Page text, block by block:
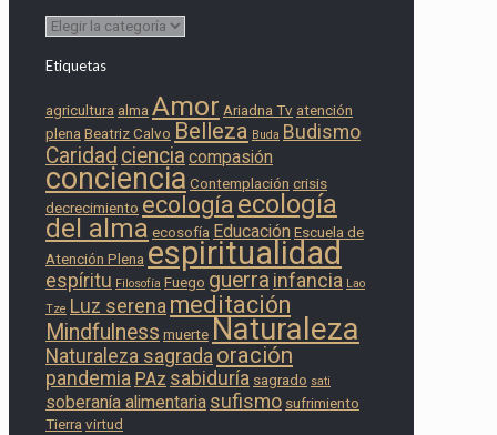
Categorías
Etiquetas
agricultura alma Amor Ariadna Tv atención
plena Beatriz Calvo Belleza Buda Budismo
Caridad ciencia compasión
conciencia Contemplación crisis
decrecimiento ecología ecología
del alma ecosofía Educación Escuela de
Atención Plena espiritualidad
espíritu Filosofía Fuego guerra infancia Lao
Tze Luz serena meditación
Mindfulness muerte Naturaleza
Naturaleza sagrada oración
pandemia PAz sabiduría sagrado sati
soberanía alimentaria sufismo sufrimiento
Tierra virtud